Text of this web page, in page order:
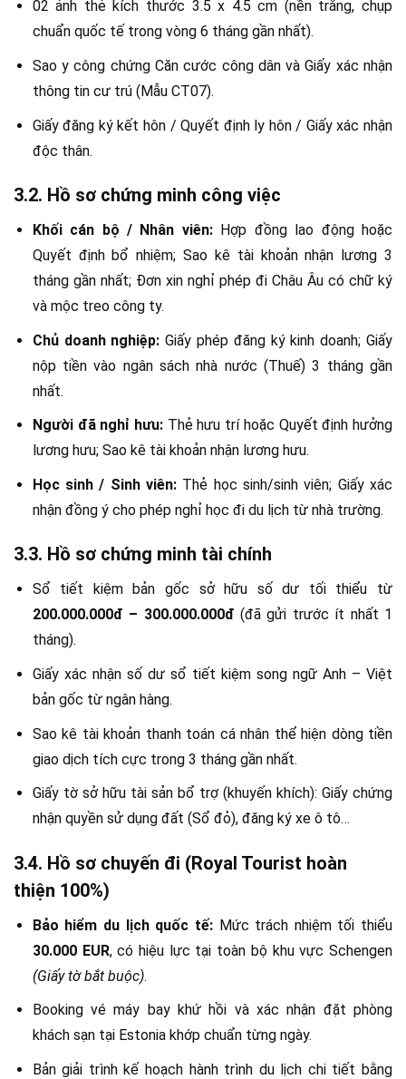
02 ảnh thẻ kích thước 3.5 x 4.5 cm (nền trắng, chụp
chuẩn quốc tế trong vòng 6 tháng gần nhất).
Sao y công chứng Căn cước công dân và Giấy xác nhận
thông tin cư trú (Mẫu CT07).
Giấy đăng ký kết hôn / Quyết định ly hôn / Giấy xác nhận
độc thân.
3.2. Hồ sơ chứng minh công việc
Khối cán bộ / Nhân viên:Hợp đồng lao động hoặc
Quyết định bổ nhiệm; Sao kê tài khoản nhận lương 3
tháng gần nhất; Đơn xin nghỉ phép đi Châu Âu có chữ ký
và mộc treo công ty.
Chủ doanh nghiệp: Giấy phép đăng ký kinh doanh; Giấy
nộp tiền vào ngân sách nhà nước (Thuế) 3 tháng gần
nhất.
Người đã nghỉ hưu:Thẻ hưu trí hoặc Quyết định hưởng
lương hưu; Sao kê tài khoản nhận lương hưu.
Học sinh / Sinh viên: Thẻ học sinh/sinh viên; Giấy xác
nhận đồng ý cho phép nghỉ học đi du lịch từ nhà trường.
3.3. Hồ sơ chứng minh tài chính
Sổ tiết kiệm bản gốc sở hữu số dư tối thiểu từ
200.000.000đ – 300.000.000đ (đã gửi trước ít nhất 1
tháng).
Giấy xác nhận số dư sổ tiết kiệm song ngữ Anh – Việt
bản gốc từ ngân hàng.
Sao kê tài khoản thanh toán cá nhân thể hiện dòng tiền
giao dịch tích cực trong 3 tháng gần nhất.
Giấy tờ sở hữu tài sản bổ trợ (khuyến khích): Giấy chứng
nhận quyền sử dụng đất (Sổ đỏ), đăng ký xe ô tô…
3.4. Hồ sơ chuyến đi (Royal Tourist hoàn
thiện 100%)
Bảo hiểm du lịch quốc tế:Mức trách nhiệm tối thiểu
30.000 EUR, có hiệu lực tại toàn bộ khu vực Schengen
(Giấy tờ bắt buộc).
Booking vé máy bay khứ hồi và xác nhận đặt phòng
khách sạn tại Estonia khớp chuẩn từng ngày.
Bản giải trình kế hoạch hành trình du lịch chi tiết bằng